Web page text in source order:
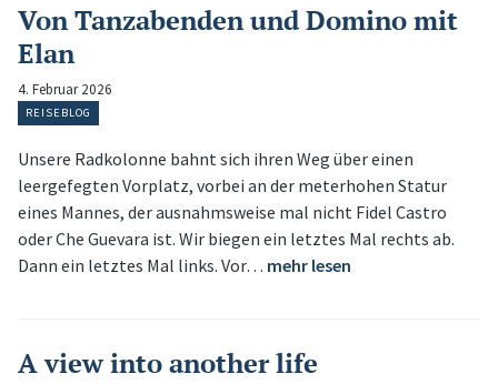
Von Tanzabenden und Domino mit
Elan
4. Februar 2026
REISEBLOG
Unsere Radkolonne bahnt sich ihren Weg über einen
leergefegten Vorplatz, vorbei an der meterhohen Statur
eines Mannes, der ausnahmsweise mal nicht Fidel Castro
oder Che Guevara ist. Wir biegen ein letztes Mal rechts ab.
Dann ein letztes Mal links. Vor… mehr lesen
A view into another life